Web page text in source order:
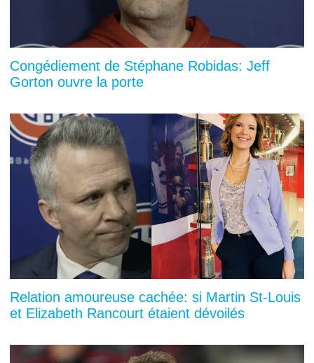
Congédiement de Stéphane Robidas: Jeff
Gorton ouvre la porte
Relation amoureuse cachée: si Martin St-Louis
et Elizabeth Rancourt étaient dévoilés